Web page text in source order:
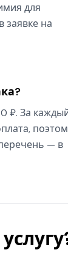
для
заявке на
₽. За
— в